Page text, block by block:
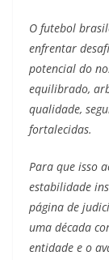
O futebol
enfrentar
potencial do
equilibrado,
qualidade,
fortalecidas.
Para que isso
estabilidade
página de
uma década
entidade e o